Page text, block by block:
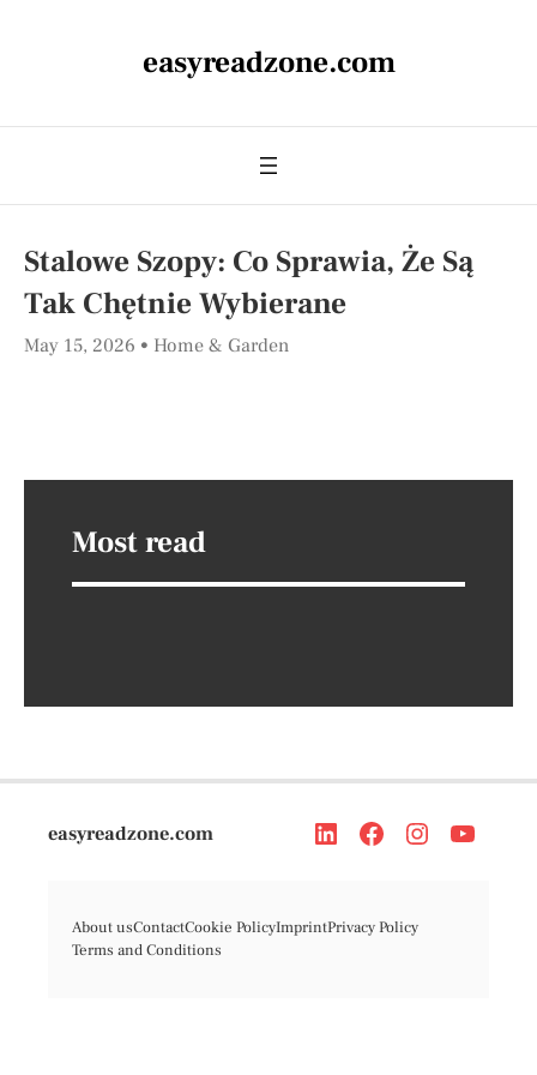
easyreadzone.com
Stalowe Szopy: Co Sprawia, Że Są
Tak Chętnie Wybierane
May 15, 2026 Home & Garden
Most read
easyreadzone.com
About usContactCookie PolicyImprintPrivacy Policy
Terms and Conditions